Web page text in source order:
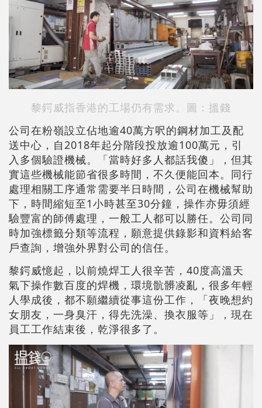
黎鍔威指香港的工場仍有需求。圖：搵錢
公司在粉嶺設立佔地逾40萬方呎的鋼材加工及配
送中心，自2018年起分階段投放逾100萬元，引
入多個驗證機械。「當時好多人都話我傻」，但其
實這些機械能節省很多時間，不久便能回本。同行
處理相關工序通常需要半日時間，公司在機械幫助
下，時間縮短至1小時甚至30分鐘，操作亦毋須經
驗豐富的師傅處理，一般工人都可以勝任。公司同
時加強標籤分類等流程，願意提供錄影和資料給客
戶查詢，增強外界對公司的信任。
黎鍔威憶起，以前燒焊工人很辛苦，40度高溫天
氣下操作數百度的焊機，環境骯髒凌亂，很多年輕
人學成後，都不願繼續從事這份工作，「夜晚想約
女朋友，一身臭汗，得先洗澡、換衣服等」，現在
員工工作結束後，乾淨很多了。